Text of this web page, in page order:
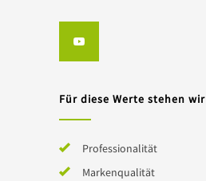
Für diese Werte stehen wir
Professionalität
Markenqualität